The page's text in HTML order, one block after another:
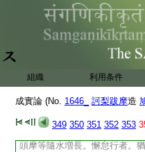
組織 利用条件
成實論 (No. 1646_ 訶梨跋摩造
349 350 351 352 353
心。令應得不得應證不證。空
小懈怠。若起求定則散心能攝
解脱。又因取相故起貪等煩惱
等相煩惱易斷。如火無薪則自
中説。若比丘。樂於衆住樂雜
故尚不能得愛縁解脱。何況能
脱。遠離行者。必能倶證。又
明照。行者如是。遠離行故能逮
者行者若行正勤。斷不善法修
中勤行故名精進。如是則能得
頭摩等隨水増長。懈怠行者。